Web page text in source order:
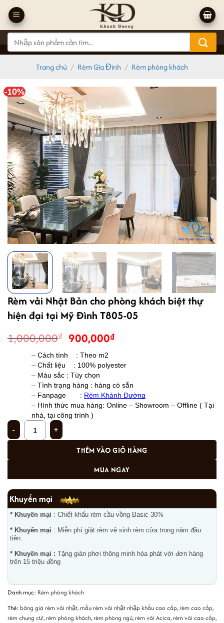
qua
nội
dung
Tìm
kiếm:
Trang chủ / Rèm Gia Đình / Rèm phòng khách
-10%
Rèm vải Nhật Bản cho phòng khách biệt thự
hiện đại tại Mỹ Đình T805-05
1,000,000₫ Giá
gốc
là:
1,000,000₫.
900,000₫Giá
tại
900,000₫.
– Cách tính    : Theo m2
– Chất liệu    : 100% polyester
– Màu sắc : Tùy chọn
– Tình trạng hàng : hàng có sẵn
– Fanpage       : Rèm Khánh Đường
– Hình thức mua hàng: Online – Showroom – Offline ( Tại
nhà, tại công trình )
Rèm vải Nhật Bản cho phòng khách biệt thự hiện đại tại Mỹ Đình T805-05
THÊM VÀO GIỎ HÀNG
MUA NGAY
Khuyến mại
* Khuyến mại : Chiết khấu rèm cầu vồng Basic 30%
* Khuyến mại : Miễn phí giặt rèm vệ sinh rèm cửa trong năm đầu
tiên.
* Khuyến mại : Tặng giàn phơi thông minh hòa phát với đơn hàng
trên 15 triệu đồng
Danh mục: Rèm phòng khách
Thẻ: bảng giá rèm vải nhật,mẫu rèm vải nhật nhập khẩu cao cấp,rèm cao cấp,
rèm chung cư,rèm phòng khách,rèm phòng ngủ,rèm vải Acica,rèm vải cao cấp,